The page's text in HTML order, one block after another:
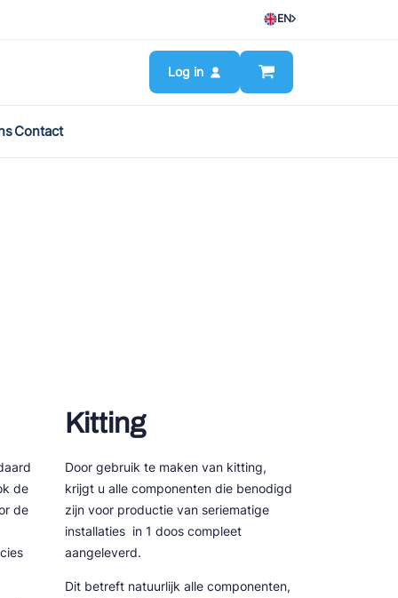
EN
Log in
Contact
de
de
Kitting
Door gebruik te maken van kitting,
krijgt u alle componenten die benodigd
zijn voor productie van seriematige
installaties in 1 doos compleet
aangeleverd.
Dit betreft natuurlijk alle componenten,